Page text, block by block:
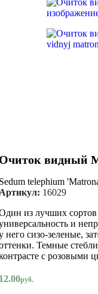
видный
telephium
16029
из лучших
и
него сизо-зеленые,
Темные
с розовыми
руб.